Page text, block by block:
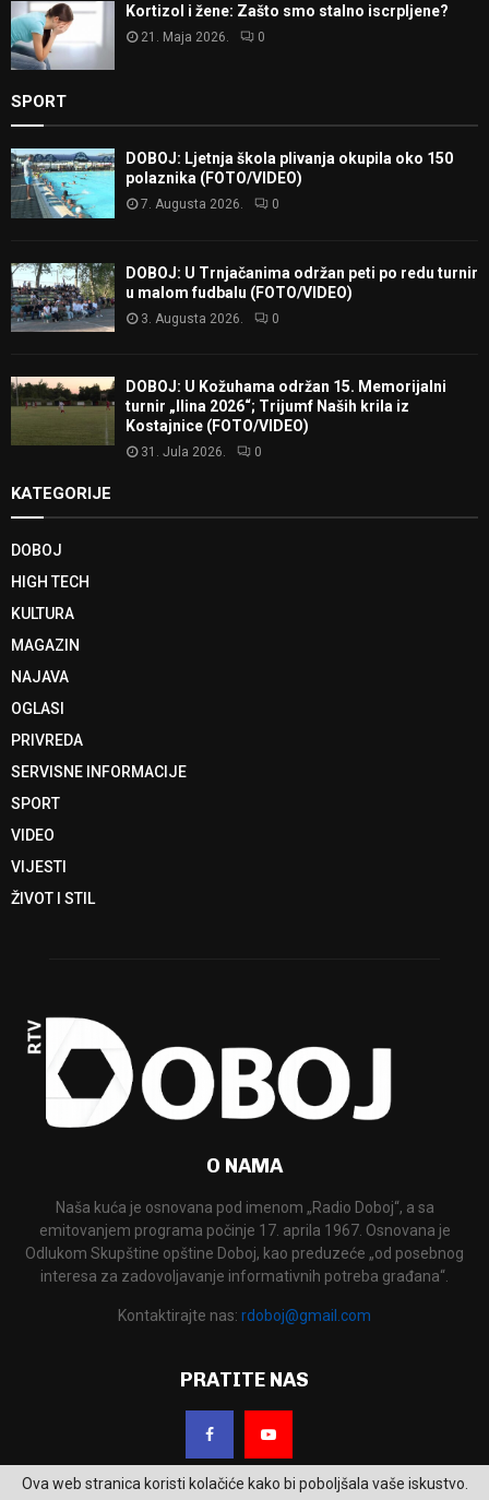
Kortizol i žene: Zašto smo stalno iscrpljene?
21. Maja 2026. 0
SPORT
DOBOJ: Ljetnja škola plivanja okupila oko 150
polaznika (FOTO/VIDEO)
7. Augusta 2026. 0
DOBOJ: U Trnjačanima održan peti po redu turnir
u malom fudbalu (FOTO/VIDEO)
3. Augusta 2026. 0
DOBOJ: U Kožuhama održan 15. Memorijalni
turnir „Ilina 2026“; Trijumf Naših krila iz
Kostajnice (FOTO/VIDEO)
31. Jula 2026. 0
KATEGORIJE
DOBOJ
HIGH TECH
KULTURA
MAGAZIN
NAJAVA
OGLASI
PRIVREDA
SERVISNE INFORMACIJE
SPORT
VIDEO
VIJESTI
ŽIVOT I STIL
O NAMA
Naša kuća je osnovana pod imenom „Radio Doboj“, a sa
emitovanjem programa počinje 17. aprila 1967. Osnovana je
Odlukom Skupštine opštine Doboj, kao preduzeće „od posebnog
interesa za zadovoljavanje informativnih potreba građana“.
Kontaktirajte nas: rdoboj@gmail.com
PRATITE NAS
Ova web stranica koristi kolačiće kako bi poboljšala vaše iskustvo.